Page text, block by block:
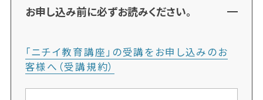
お申し込み前に必ずお読みください。
「ニチイ教育講座」の受講をお申し込みのお
客様へ（受講規約）